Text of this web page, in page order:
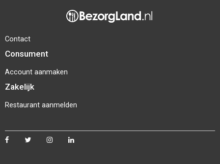
Contact
Consument
Account aanmaken
Zakelijk
Restaurant aanmelden